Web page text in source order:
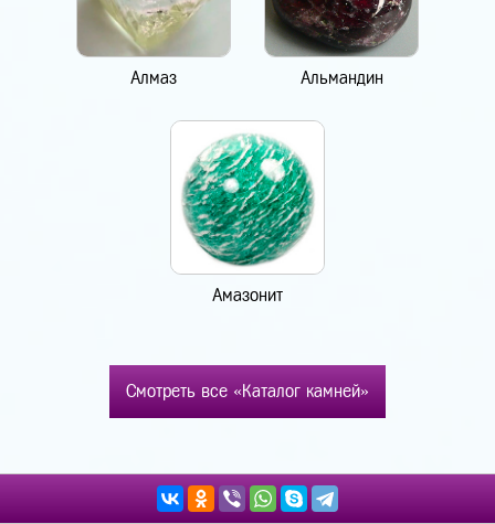
Алмаз Альмандин
Амазонит
Смотреть все «Каталог камней»